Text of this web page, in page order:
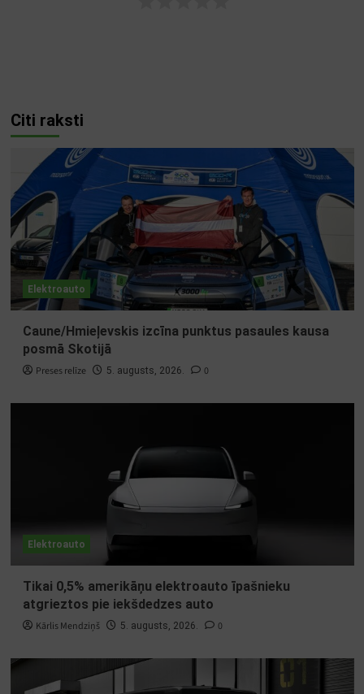
Citi raksti
Elektroauto
Caune/Hmieļevskis izcīna punktus pasaules kausa
posmā Skotijā
Preses relīze 5. augusts, 2026. 0
Elektroauto
Tikai 0,5% amerikāņu elektroauto īpašnieku
atgrieztos pie iekšdedzes auto
Kārlis Mendziņš 5. augusts, 2026. 0